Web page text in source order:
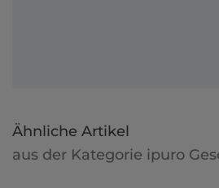
Ähnliche Artikel
aus der Kategorie ipuro